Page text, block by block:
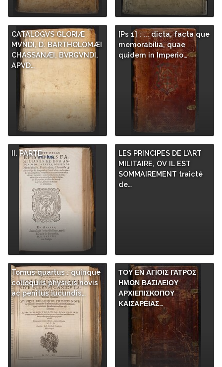
CATALOGVS GLORIÆ
MVNDI, D. BARTHOLOMÆI
CHASSANÆI, BVRGVNDI,
APVD…
[Ps 1] : ... dicta, facta que
memorabilia, quae
quidem in Imperio…
II. PARTE
LES PRINCIPES DE L’ART
MILITAIRE, OV IL EST
SOMMAIREMENT traicté
de…
Tomus quartus : quinque
colloquiis physicis novis
ac penitus iucundis…
ΤΟΥ ΕΝ ΑΓΙΟΙΣ ΓΑΤΡΟΣ
ΗΜΩΝ ΒΑΣΙΛΕΙΟΥ
ΑΡΧΙΕΠΙΣΚΟΠΟΥ
ΚΑΙΣΑΡΕΙΑΣ…